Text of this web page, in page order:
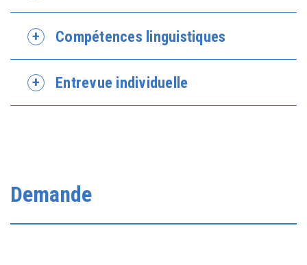
Compétences linguistiques
Entrevue individuelle
Demande